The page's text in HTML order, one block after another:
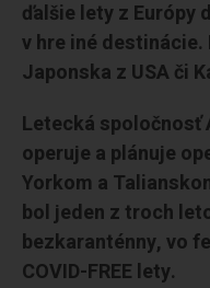
ďalšie lety z Európy
v hre iné
Japonska z USA či
Letecká
operuje a plánuje
Yorkom a
bol jeden z troch
bezkaranténny, vo
COVID-FREE lety.